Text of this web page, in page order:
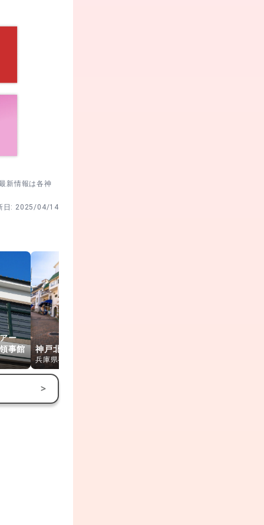
新情報は各神
日: 2025/04/14
ー
事館
神戸北野異人館街
兵庫県神戸市
>